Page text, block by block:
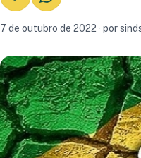
7 de outubro de 2022 · por